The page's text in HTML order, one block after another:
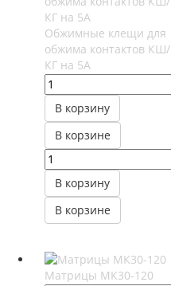
Обжимные клещи для
обжима контактов КШ/
КГ на 5А
В корзину
В корзине
В корзину
В корзине
Матрицы МК30-120